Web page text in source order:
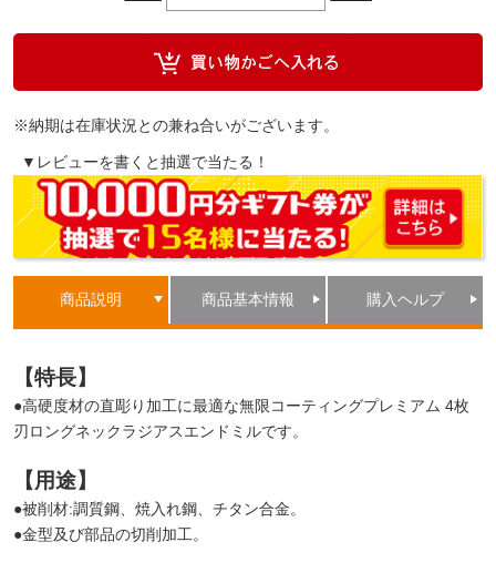
※納期は在庫状況との兼ね合いがございます。
▼レビューを書くと抽選で当たる！
商品説明 商品基本情報 購入ヘルプ
【特長】
●高硬度材の直彫り加工に最適な無限コーティングプレミアム 4枚
刃ロングネックラジアスエンドミルです。
【用途】
●被削材:調質鋼、焼入れ鋼、チタン合金。
●金型及び部品の切削加工。